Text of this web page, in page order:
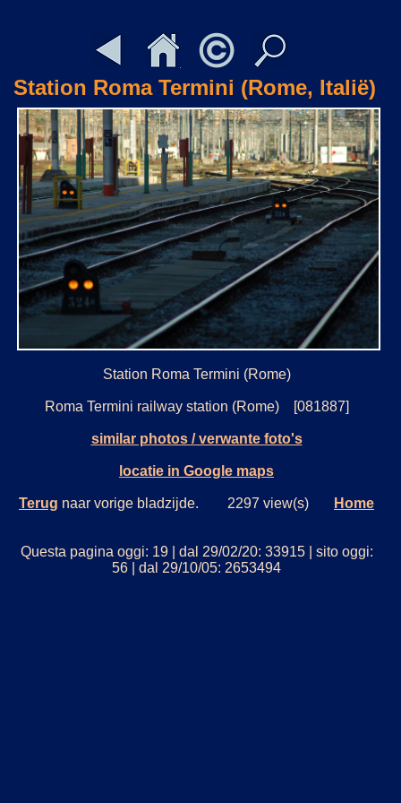
Station Roma Termini (Rome, Italië)
Station Roma Termini (Rome)
Roma Termini railway station (Rome) [081887]
similar photos / verwante foto's
locatie in Google maps
Terug naar vorige bladzijde. 2297 view(s) Home
Questa pagina oggi: 19 | dal 29/02/20: 33915 | sito oggi:
56 | dal 29/10/05: 2653494